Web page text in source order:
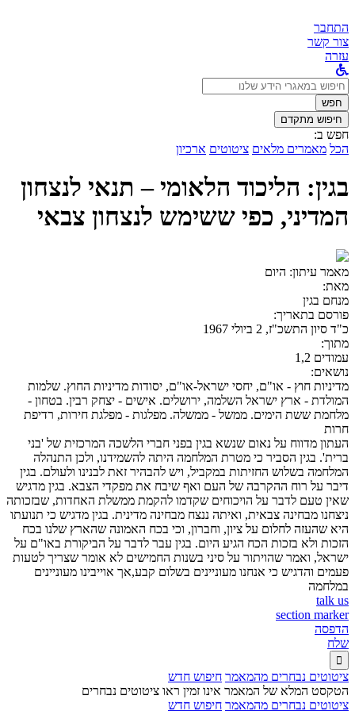
התחבר
צור קשר
עזרה
לחפש
ב:חפש
חיפוש מתקדם
חפש ב:
הכל מאמרים מלאים ציטוטים ארכיון
בגין: הליכוד הלאומי – תנאי לנצחון
המדיני, כפי ששימש לנצחון צבאי
מאמר עיתון: היום
מאת:
מנחם בגין
פורסם בתאריך:
כ"ד סיון התשכ"ז, 2 ביולי 1967
מתוך:
עמודים 1,2
נושאים:
מדיניות חוץ - או"ם, יחסי ישראל-או"ם, יסודות מדיניות החוץ. שלמות
המולדת - ארץ ישראל השלמה, ירושלים. אישים - יצחק רבין. בטחון -
מלחמת ששת הימים. ממשל - ממשלה. מפלגות - מפלגת חירות, רדיפת
חרות
העתון מדווח על נאום שנשא בגין בפני חברי הלשכה המרכזית של 'בני
ברית'. בגין הסביר כי מטרת המלחמה היתה להשמידנו, ולכן התנהלה
המלחמה בשלוש החזיתות במקביל, ויש להבהיר זאת לבנינו ולעולם. בגין
דיבר על רוח ההקרבה של העם ואף שיבח את מפקדי הצבא. בגין מדגיש
שאין טעם לדבר על הויכוחים שקדמו להקמת ממשלת האחדות, שבזכותה
ניצחנו מבחינה צבאית, ואיתה ננצח מבחינה מדינית. בגין מדגיש כי תנועתו
היא שהעזה לחלום על ציון, וחברון, וכי בכח האמונה שהארץ שלנו בכח
הזכות ולא בזכות הכח הגיע היום. בגין עבר לדבר על הביקורת באו"ם על
ישראל, ואמר שהויתור על סיני בשנות החמישים לא אומר שצריך לטעות
פעמים והדגיש כי אנחנו מעוניינים בשלום קבע,אך אוייבינו מעוניינים
במלחמה
talk us
section marker
הדפסה
שלח

ציטוטים נבחרים מהמאמר חיפוש חדש
הטקסט המלא של המאמר אינו זמין ראו ציטוטים נבחרים
ציטוטים נבחרים מהמאמר חיפוש חדש